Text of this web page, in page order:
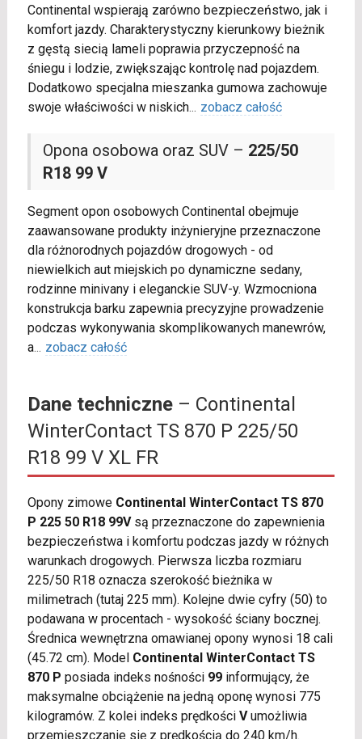
Continental wspierają zarówno bezpieczeństwo, jak i
komfort jazdy. Charakterystyczny kierunkowy bieżnik
z gęstą siecią lameli poprawia przyczepność na
śniegu i lodzie, zwiększając kontrolę nad pojazdem.
Dodatkowo specjalna mieszanka gumowa zachowuje
swoje właściwości w niskich... zobacz całość
Opona osobowa oraz SUV – 225/50
R18 99 V
Segment opon osobowych Continental obejmuje
zaawansowane produkty inżynieryjne przeznaczone
dla różnorodnych pojazdów drogowych - od
niewielkich aut miejskich po dynamiczne sedany,
rodzinne minivany i eleganckie SUV-y. Wzmocniona
konstrukcja barku zapewnia precyzyjne prowadzenie
podczas wykonywania skomplikowanych manewrów,
a... zobacz całość
Dane techniczne– Continental
WinterContact TS 870 P 225/50
R18 99 V XL FR
Opony zimowe Continental WinterContact TS 870
P 225 50 R18 99Vsą przeznaczone do zapewnienia
bezpieczeństwa i komfortu podczas jazdy w różnych
warunkach drogowych. Pierwsza liczba rozmiaru
225/50 R18 oznacza szerokość bieżnika w
milimetrach (tutaj 225 mm). Kolejne dwie cyfry (50) to
podawana w procentach - wysokość ściany bocznej.
Średnica wewnętrzna omawianej opony wynosi 18 cali
(45.72 cm). Model Continental WinterContact TS
870 P posiada indeks nośności 99informujący, że
maksymalne obciążenie na jedną oponę wynosi 775
kilogramów. Z kolei indeks prędkości Vumożliwia
przemieszczanie się z prędkością do 240 km/h.